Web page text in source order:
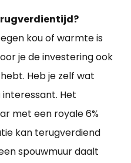
kou of warmte is
je de investering ook
Heb je zelf wat
Het
met een royale 6%
kan terugverdiend
spouwmuur daalt